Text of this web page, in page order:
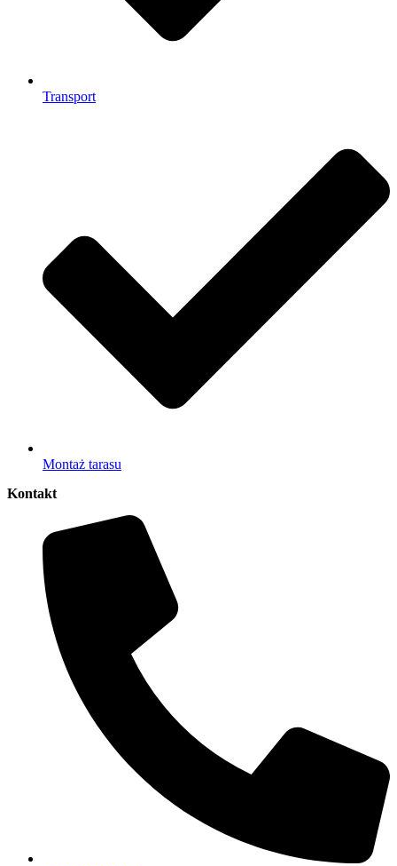
Transport
Montaż tarasu
Kontakt